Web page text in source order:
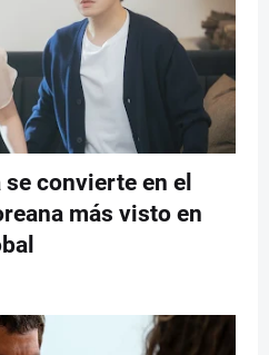
convierte en el
más visto en